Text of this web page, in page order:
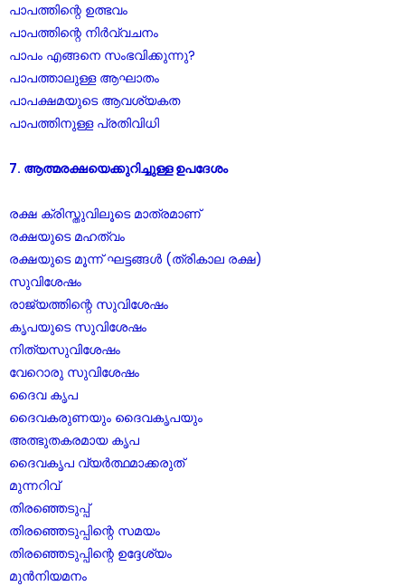
പാപത്തിന്റെ ഉത്ഭവം
പാപത്തിന്റെ നിർവ്വചനം
പാപം എങ്ങനെ സംഭവിക്കുന്നു?
പാപത്താലുള്ള ആഘാതം
പാപക്ഷമയുടെ ആവശ്യകത
പാപത്തിനുള്ള പ്രതിവിധി
7. ആത്മരക്ഷയെക്കുറിച്ചുള്ള ഉപദേശം
രക്ഷ ക്രിസ്തുവിലൂടെ മാത്രമാണ്
രക്ഷയുടെ മഹത്വം
രക്ഷയുടെ മൂന്ന് ഘട്ടങ്ങൾ (ത്രികാല രക്ഷ)
സുവിശേഷം
രാജ്യത്തിന്റെ സുവിശേഷം
കൃപയുടെ സുവിശേഷം
നിത്യസുവിശേഷം
വേറൊരു സുവിശേഷം
ദൈവ കൃപ
ദൈവകരുണയും ദൈവകൃപയും
അത്ഭുതകരമായ കൃപ
ദൈവകൃപ വ്യർത്ഥമാക്കരുത്
മുന്നറിവ്
തിരഞ്ഞെടുപ്പ്
തിരഞ്ഞെടുപ്പിന്റെ സമയം
തിരഞ്ഞെടുപ്പിന്റെ ഉദ്ദേശ്യം
മുൻനിയമനം